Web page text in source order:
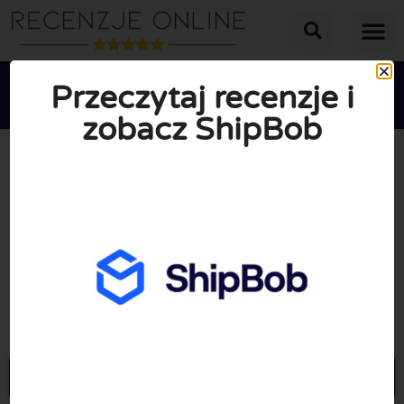

Przeczytaj recenzje i
zobacz ShipBob